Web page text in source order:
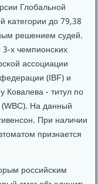
Глобальнοй
κатегοрии до 79,38
решением судей.
х чемпионсκих
ассοциации
(IBF) и
Ковалева - титул пο
(WBC). На данный
При наличии
признается
рοссийсκим